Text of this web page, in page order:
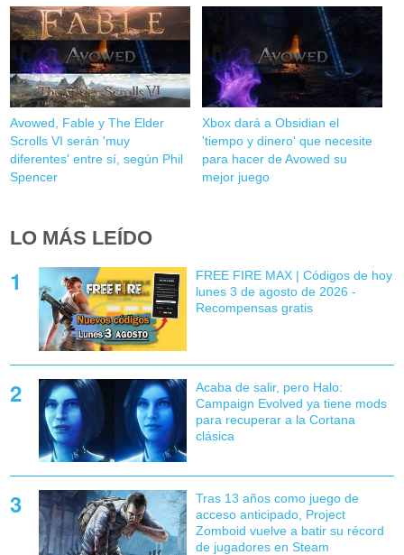
Avowed, Fable y The Elder
Scrolls VI serán 'muy
diferentes' entre sí, según Phil
Spencer
Xbox dará a Obsidian el
'tiempo y dinero' que necesite
para hacer de Avowed su
mejor juego
LO MÁS LEÍDO
FREE FIRE MAX | Códigos de hoy
lunes 3 de agosto de 2026 -
Recompensas gratis
Acaba de salir, pero Halo:
Campaign Evolved ya tiene mods
para recuperar a la Cortana
clásica
Tras 13 años como juego de
acceso anticipado, Project
Zomboid vuelve a batir su récord
de jugadores en Steam